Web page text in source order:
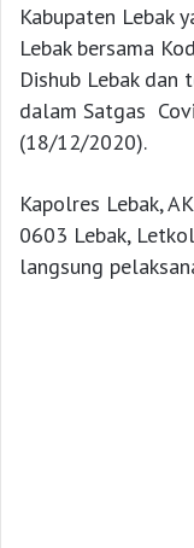
Kabupaten Lebak
Lebak bersama
Dishub Lebak dan
dalam Satgas
(18/12/2020).
Kapolres Lebak,
0603 Lebak,
langsung